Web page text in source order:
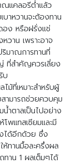
ณแคลอรีต่ำแล้ว
าหวานจะต้องทาน
อง หรือฝรั่งแช่
วาน เพราะอาจ
ริมาณการทานที่
ที่สำคัญควรเลี่ยง
บ
ม้ที่เหมาะสำหรับผู้
ามารถช่วยควบคุม
น้ำตาลเป็นไปอย่าง
พแทสเซียมและมี
ได้อีกด้วย ซึ่ง
ทานมื้อละครึ่งผล
ทาน 1 ผลเต็มๆได้